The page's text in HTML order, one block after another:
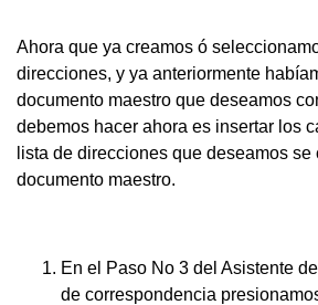
Ahora que ya creamos ó
direcciones, y ya anteriormente
documento maestro que deseamos
debemos hacer ahora es insertar los
lista de direcciones que deseamos se
documento maestro.
En el Paso No 3 del Asistente
de correspondencia